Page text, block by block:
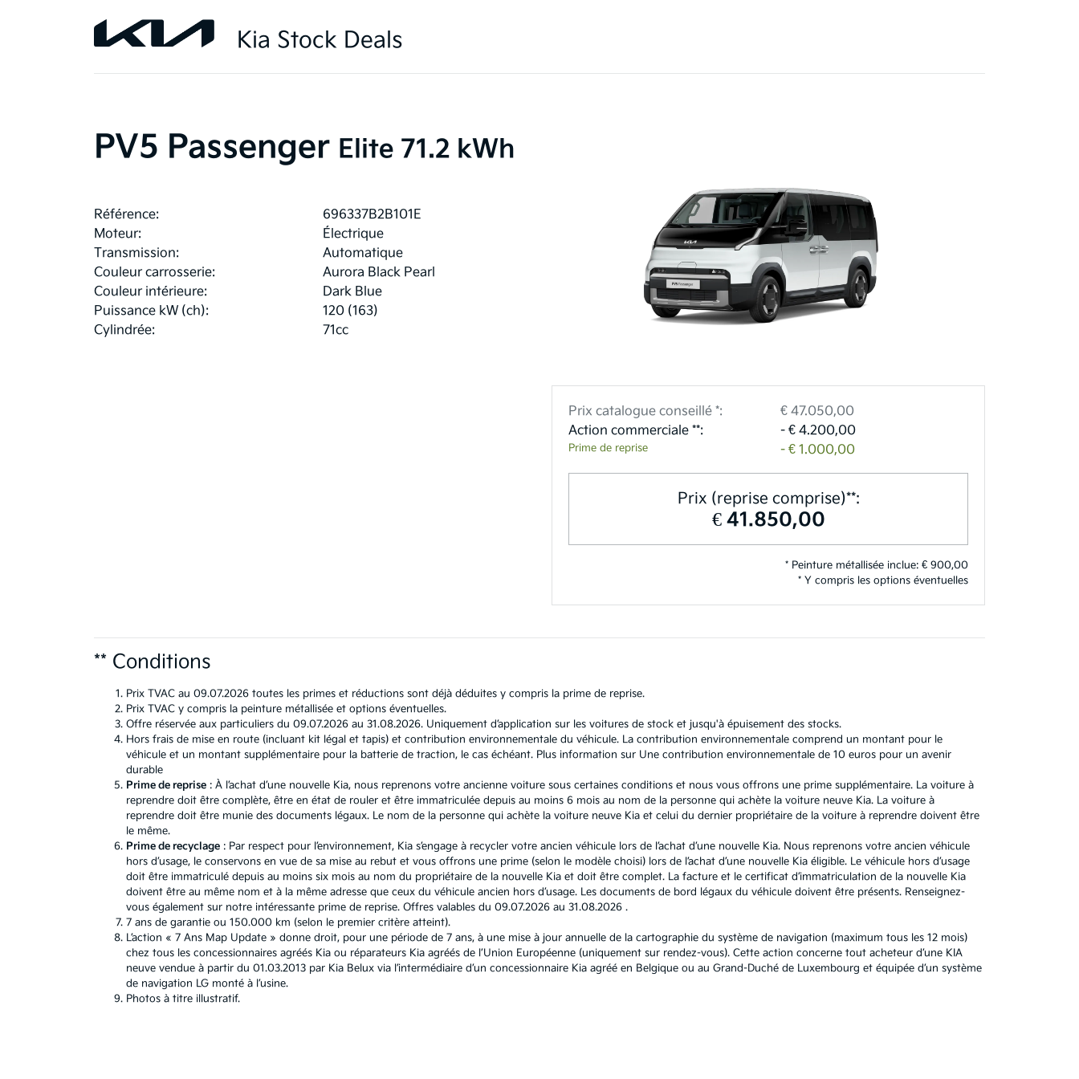
Kia Stock Deals
PV5 Passenger Elite 71.2 kWh
Référence:
696337B2B101E
Moteur:
Électrique
Transmission:
Automatique
Couleur carrosserie:
Aurora Black Pearl
Couleur intérieure:
Dark Blue
Puissance kW (ch):
120 (163)
Cylindrée:
71cc
Prix catalogue conseillé *:
€ 47.050,00
Action commerciale **:
- € 4.200,00
Prime de reprise - € 1.000,00
Prix (reprise comprise)**:
€ 41.850,00
* Peinture métallisée inclue: € 900,00
* Y compris les options éventuelles
** Conditions
Prix TVAC au 09.07.2026 toutes les primes et réductions sont déjà déduites y compris la prime de reprise.
Prix TVAC y compris la peinture métallisée et options éventuelles.
Offre réservée aux particuliers du 09.07.2026 au 31.08.2026. Uniquement d’application sur les voitures de stock et jusqu'à épuisement des stocks.
Hors frais de mise en route (incluant kit légal et tapis) et contribution environnementale du véhicule. La contribution environnementale comprend un montant pour le
véhicule et un montant supplémentaire pour la batterie de traction, le cas échéant. Plus information sur Une contribution environnementale de 10 euros pour un avenir
durable
Prime de reprise : À l’achat d’une nouvelle Kia, nous reprenons votre ancienne voiture sous certaines conditions et nous vous offrons une prime supplémentaire. La voiture à
reprendre doit être complète, être en état de rouler et être immatriculée depuis au moins 6 mois au nom de la personne qui achète la voiture neuve Kia. La voiture à
reprendre doit être munie des documents légaux. Le nom de la personne qui achète la voiture neuve Kia et celui du dernier propriétaire de la voiture à reprendre doivent être
le même.
Prime de recyclage : Par respect pour l’environnement, Kia s’engage à recycler votre ancien véhicule lors de l’achat d’une nouvelle Kia. Nous reprenons votre ancien véhicule
hors d’usage, le conservons en vue de sa mise au rebut et vous offrons une prime (selon le modèle choisi) lors de l’achat d’une nouvelle Kia éligible. Le véhicule hors d’usage
doit être immatriculé depuis au moins six mois au nom du propriétaire de la nouvelle Kia et doit être complet. La facture et le certificat d’immatriculation de la nouvelle Kia
doivent être au même nom et à la même adresse que ceux du véhicule ancien hors d’usage. Les documents de bord légaux du véhicule doivent être présents. Renseignez-
vous également sur notre intéressante prime de reprise. Offres valables du 09.07.2026 au 31.08.2026 .
7 ans de garantie ou 150.000 km (selon le premier critère atteint).
L’action « 7 Ans Map Update » donne droit, pour une période de 7 ans, à une mise à jour annuelle de la cartographie du système de navigation (maximum tous les 12 mois)
chez tous les concessionnaires agréés Kia ou réparateurs Kia agréés de l’Union Européenne (uniquement sur rendez-vous). Cette action concerne tout acheteur d’une KIA
neuve vendue à partir du 01.03.2013 par Kia Belux via l’intermédiaire d’un concessionnaire Kia agréé en Belgique ou au Grand-Duché de Luxembourg et équipée d’un système
de navigation LG monté à l’usine.
Photos à titre illustratif.